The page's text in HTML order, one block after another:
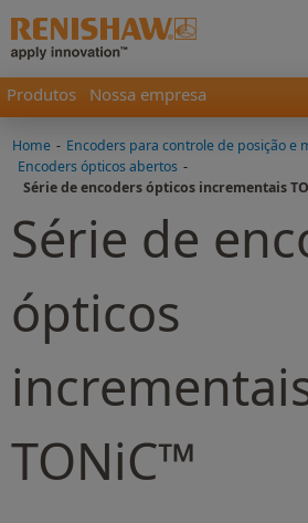
Produtos Nossa empresa
Home - Encoders para controle de posição e
Encoders ópticos abertos -
Série de encoders ópticos incrementais
Série de
ópticos
TONiC™